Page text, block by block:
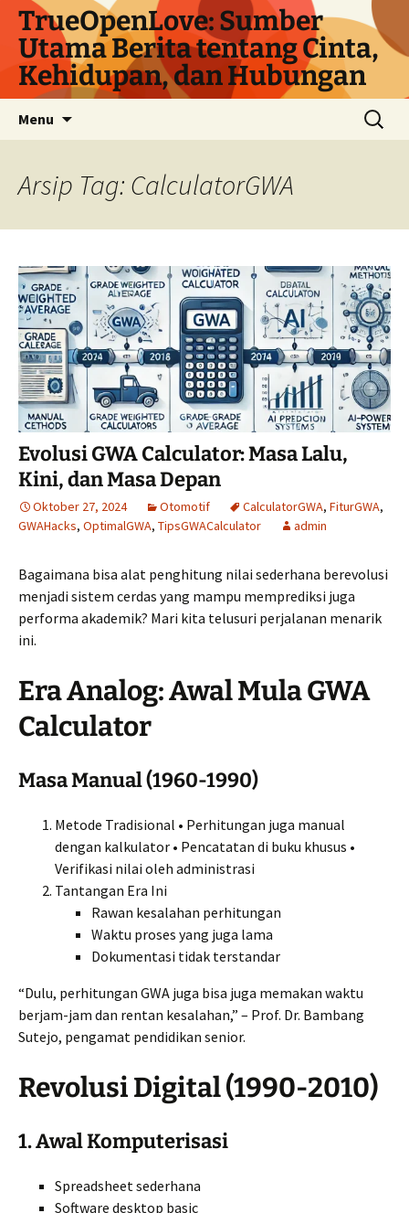
Langsung
TrueOpenLove: Sumber
Utama Berita tentang Cinta,
Kehidupan, dan Hubungan
Menu
Cari
untuk:
Arsip Tag: CalculatorGWA
Evolusi GWA Calculator: Masa Lalu,
Kini, dan Masa Depan
Oktober 27, 2024 Otomotif CalculatorGWA, FiturGWA,
GWAHacks, OptimalGWA, TipsGWACalculator admin
Bagaimana bisa alat penghitung nilai sederhana berevolusi
menjadi sistem cerdas yang mampu memprediksi juga
performa akademik? Mari kita telusuri perjalanan menarik
ini.
Era Analog: Awal Mula GWA
Calculator
Masa Manual (1960-1990)
Metode Tradisional • Perhitungan juga manual
dengan kalkulator • Pencatatan di buku khusus •
Verifikasi nilai oleh administrasi
Tantangan Era Ini
Rawan kesalahan perhitungan
Waktu proses yang juga lama
Dokumentasi tidak terstandar
“Dulu, perhitungan GWA juga bisa juga memakan waktu
berjam-jam dan rentan kesalahan,” – Prof. Dr. Bambang
Sutejo, pengamat pendidikan senior.
Revolusi Digital (1990-2010)
1. Awal Komputerisasi
Spreadsheet sederhana
Software desktop basic